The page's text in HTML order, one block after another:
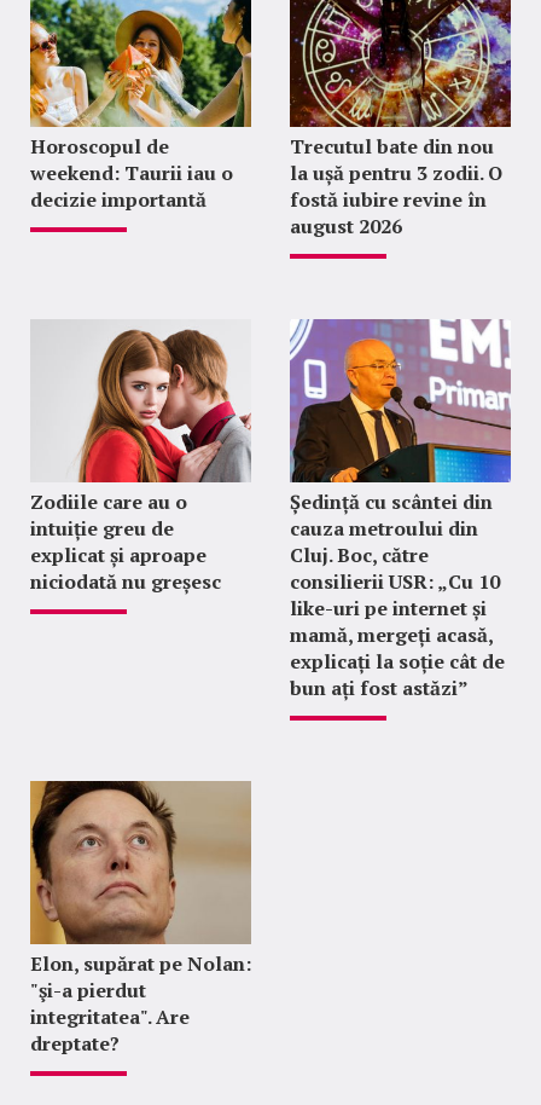
Horoscopul de
weekend: Taurii iau o
decizie importantă
Trecutul bate din nou
la ușă pentru 3 zodii. O
fostă iubire revine în
august 2026
Zodiile care au o
intuiție greu de
explicat și aproape
niciodată nu greșesc
Ședință cu scântei din
cauza metroului din
Cluj. Boc, către
consilierii USR: „Cu 10
like-uri pe internet și
mamă, mergeți acasă,
explicați la soție cât de
bun ați fost astăzi”
Elon, supărat pe Nolan:
"şi-a pierdut
integritatea". Are
dreptate?